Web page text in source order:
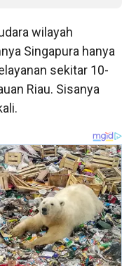
wilayah
Singapura hanya
sekitar 10-
Riau. Sisanya